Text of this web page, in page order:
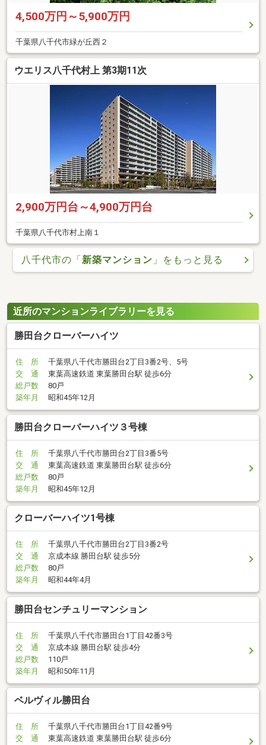
4,500万円～5,900万円
千葉県八千代市緑が丘西２
ウエリス八千代村上 第3期11次
2,900万円台～4,900万円台
千葉県八千代市村上南１
八千代市の「 新築マンション 」をもっと見る
近所のマンションライブラリーを見る
勝田台クローバーハイツ
住 所
千葉県八千代市勝田台2丁目3番2号、5号
交 通
東葉高速鉄道 東葉勝田台駅 徒歩6分
総戸数
80戸
築年月
昭和45年12月
勝田台クローバーハイツ３号棟
住 所
千葉県八千代市勝田台2丁目3番5号
交 通
東葉高速鉄道 東葉勝田台駅 徒歩6分
総戸数
80戸
築年月
昭和45年12月
クローバーハイツ1号棟
住 所
千葉県八千代市勝田台2丁目3番2号
交 通
京成本線 勝田台駅 徒歩5分
総戸数
80戸
築年月
昭和44年4月
勝田台センチュリーマンション
住 所
千葉県八千代市勝田台1丁目42番3号
交 通
京成本線 勝田台駅 徒歩4分
総戸数
110戸
築年月
昭和50年11月
ベルヴィル勝田台
住 所
千葉県八千代市勝田台1丁目42番9号
交 通
東葉高速鉄道 東葉勝田台駅 徒歩6分